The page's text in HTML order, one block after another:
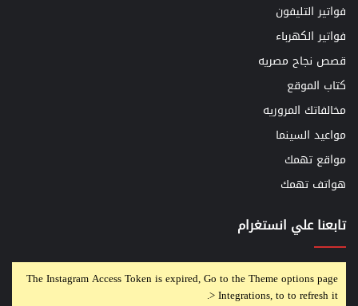
فواتير التليفون
فواتير الكهرباء
قصص نجاح مصريه
كتاب الموقع
مخالفاتك المروريه
مواعيد السينما
مواقع تهمك
هواتف تهمك
تابعنا علي انستغرام
The Instagram Access Token is expired, Go to the Theme options page
> Integrations, to to refresh it.